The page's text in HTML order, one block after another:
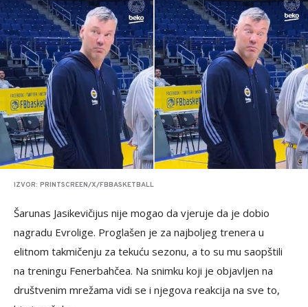
IZVOR: PRINTSCREEN/X/FBBASKETBALL
Šarunas Jasikevičijus nije mogao da vjeruje da je dobio
nagradu Evrolige. Proglašen je za najboljeg trenera u
elitnom takmičenju za tekuću sezonu, a to su mu saopštili
na treningu Fenerbahčea. Na snimku koji je objavljen na
društvenim mrežama vidi se i njegova reakcija na sve to,